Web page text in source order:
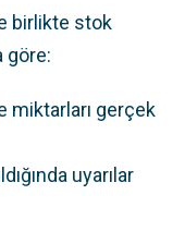
birlikte stok
göre:
miktarları gerçek
uyarılar